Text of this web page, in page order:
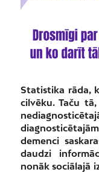
Statistika rāda,
cilvēku. Taču
demenci
daudzi
nonāk sociālajā